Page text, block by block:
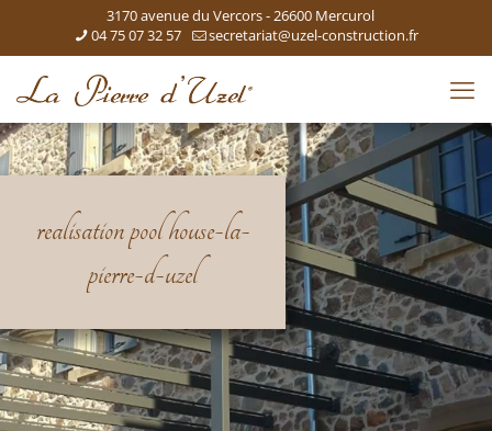
3170 avenue du Vercors - 26600 Mercurol
04 75 07 32 57
secretariat@uzel-construction.fr
realisation pool house-la-
pierre-d-uzel